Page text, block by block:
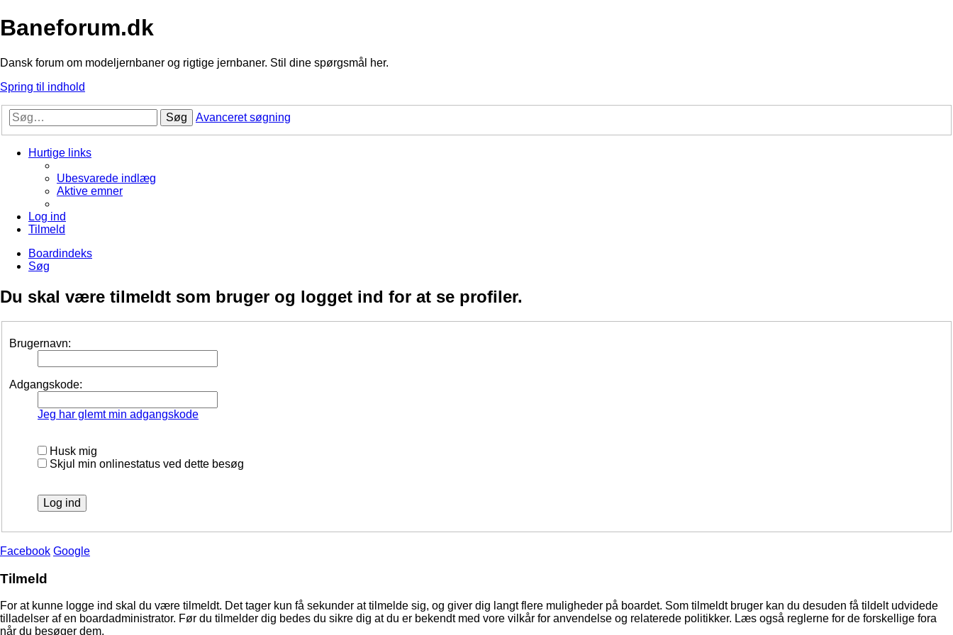
Baneforum.dk
Dansk forum om modeljernbaner og rigtige jernbaner. Stil dine spørgsmål her.
Spring til indhold
Søg Avanceret søgning
Hurtige links
Ubesvarede indlæg
Aktive emner
Log ind
Tilmeld
Boardindeks
Søg
Du skal være tilmeldt som bruger og logget ind for at se profiler.
Brugernavn:
Adgangskode:
Jeg har glemt min adgangskode
Husk mig
Skjul min onlinestatus ved dette besøg
Facebook Google
Tilmeld
For at kunne logge ind skal du være tilmeldt. Det tager kun få sekunder at tilmelde sig, og giver dig langt flere muligheder på boardet. Som tilmeldt bruger kan du desuden få tildelt udvidede
tilladelser af en boardadministrator. Før du tilmelder dig bedes du sikre dig at du er bekendt med vore vilkår for anvendelse og relaterede politikker. Læs også reglerne for de forskellige fora
når du besøger dem.